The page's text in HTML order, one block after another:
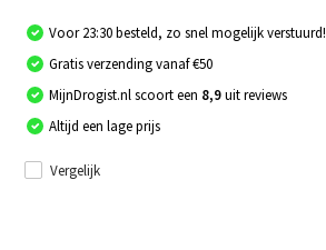
Voor 23:30 besteld, zo snel mogelijk verstuurd!
Gratis verzending vanaf €50
MijnDrogist.nl scoort een 8,9uit reviews
Altijd een lage prijs
Vergelijk